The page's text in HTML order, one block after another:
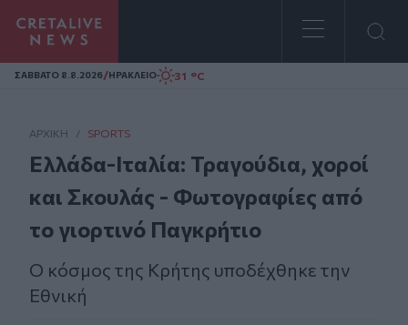
Homepage
ΣAΒΒΑΤΟ 8.8.2026/ΗΡΑΚΛΕΙΟ 31 °C
ΑΡΧΙΚΗ / SPORTS
Ελλάδα-Ιταλία: Τραγούδια, χoροί
και Σκουλάς - Φωτογραφίες από
το γιορτινό Παγκρήτιο
Ο κόσμος της Κρήτης υποδέχθηκε την
Εθνική